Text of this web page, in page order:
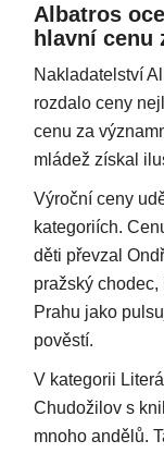
Albatros
hlavní cenu
Nakladatelství
rozdalo ceny
cenu za
mládež získal
Výroční ceny
kategoriích.
děti převzal
pražský
Prahu jako
pověstí.
V kategorii
Chudožilov s
mnoho andělů.